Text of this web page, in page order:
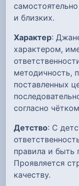
и близких.
Характер:
характером,
методичность,
поставленных
согласно
Детство: С
правила и быть
Проявляется
качеству.